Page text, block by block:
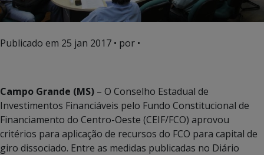
Publicado em 25 jan 2017 • por •
Campo Grande (MS) – O Conselho Estadual de
Investimentos Financiáveis pelo Fundo Constitucional de
Financiamento do Centro-Oeste (CEIF/FCO) aprovou
critérios para aplicação de recursos do FCO para capital de
giro dissociado. Entre as medidas publicadas no Diário